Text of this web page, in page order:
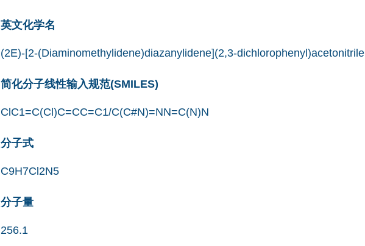
英文化学名
(2E)-[2-(Diaminomethylidene)diazanylidene](2,3-dichlorophenyl)acetonitrile
简化分子线性输入规范(SMILES)
ClC1=C(Cl)C=CC=C1/C(C#N)=NN=C(N)N
分子式
C9H7Cl2N5
分子量
256.1